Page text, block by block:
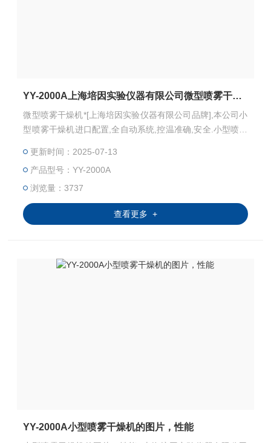
YY-2000A上海培因实验仪器有限公司微型喷雾干燥机
微型喷雾干燥机*[上海培因实验仪器有限公司品牌],本公司小
型喷雾干燥机进口配置,全自动系统,控温准确,安全.小型喷雾
和食品医药化工企业实验室生产微量颗粒粉末，对所有溶液
如乳浊液、悬浮液具有广谱适用性,适用于对 热敏感性物的
干燥如生物制品、生物农药、酶制剂等，因所喷出的物料只
是在喷成雾状大小颗粒时才受到高温，故只是瞬间受热。
更新时间：2025-07-13
产品型号：YY-2000A
浏览量：3737
查看更多 +
YY-2000A小型喷雾干燥机的图片，性能